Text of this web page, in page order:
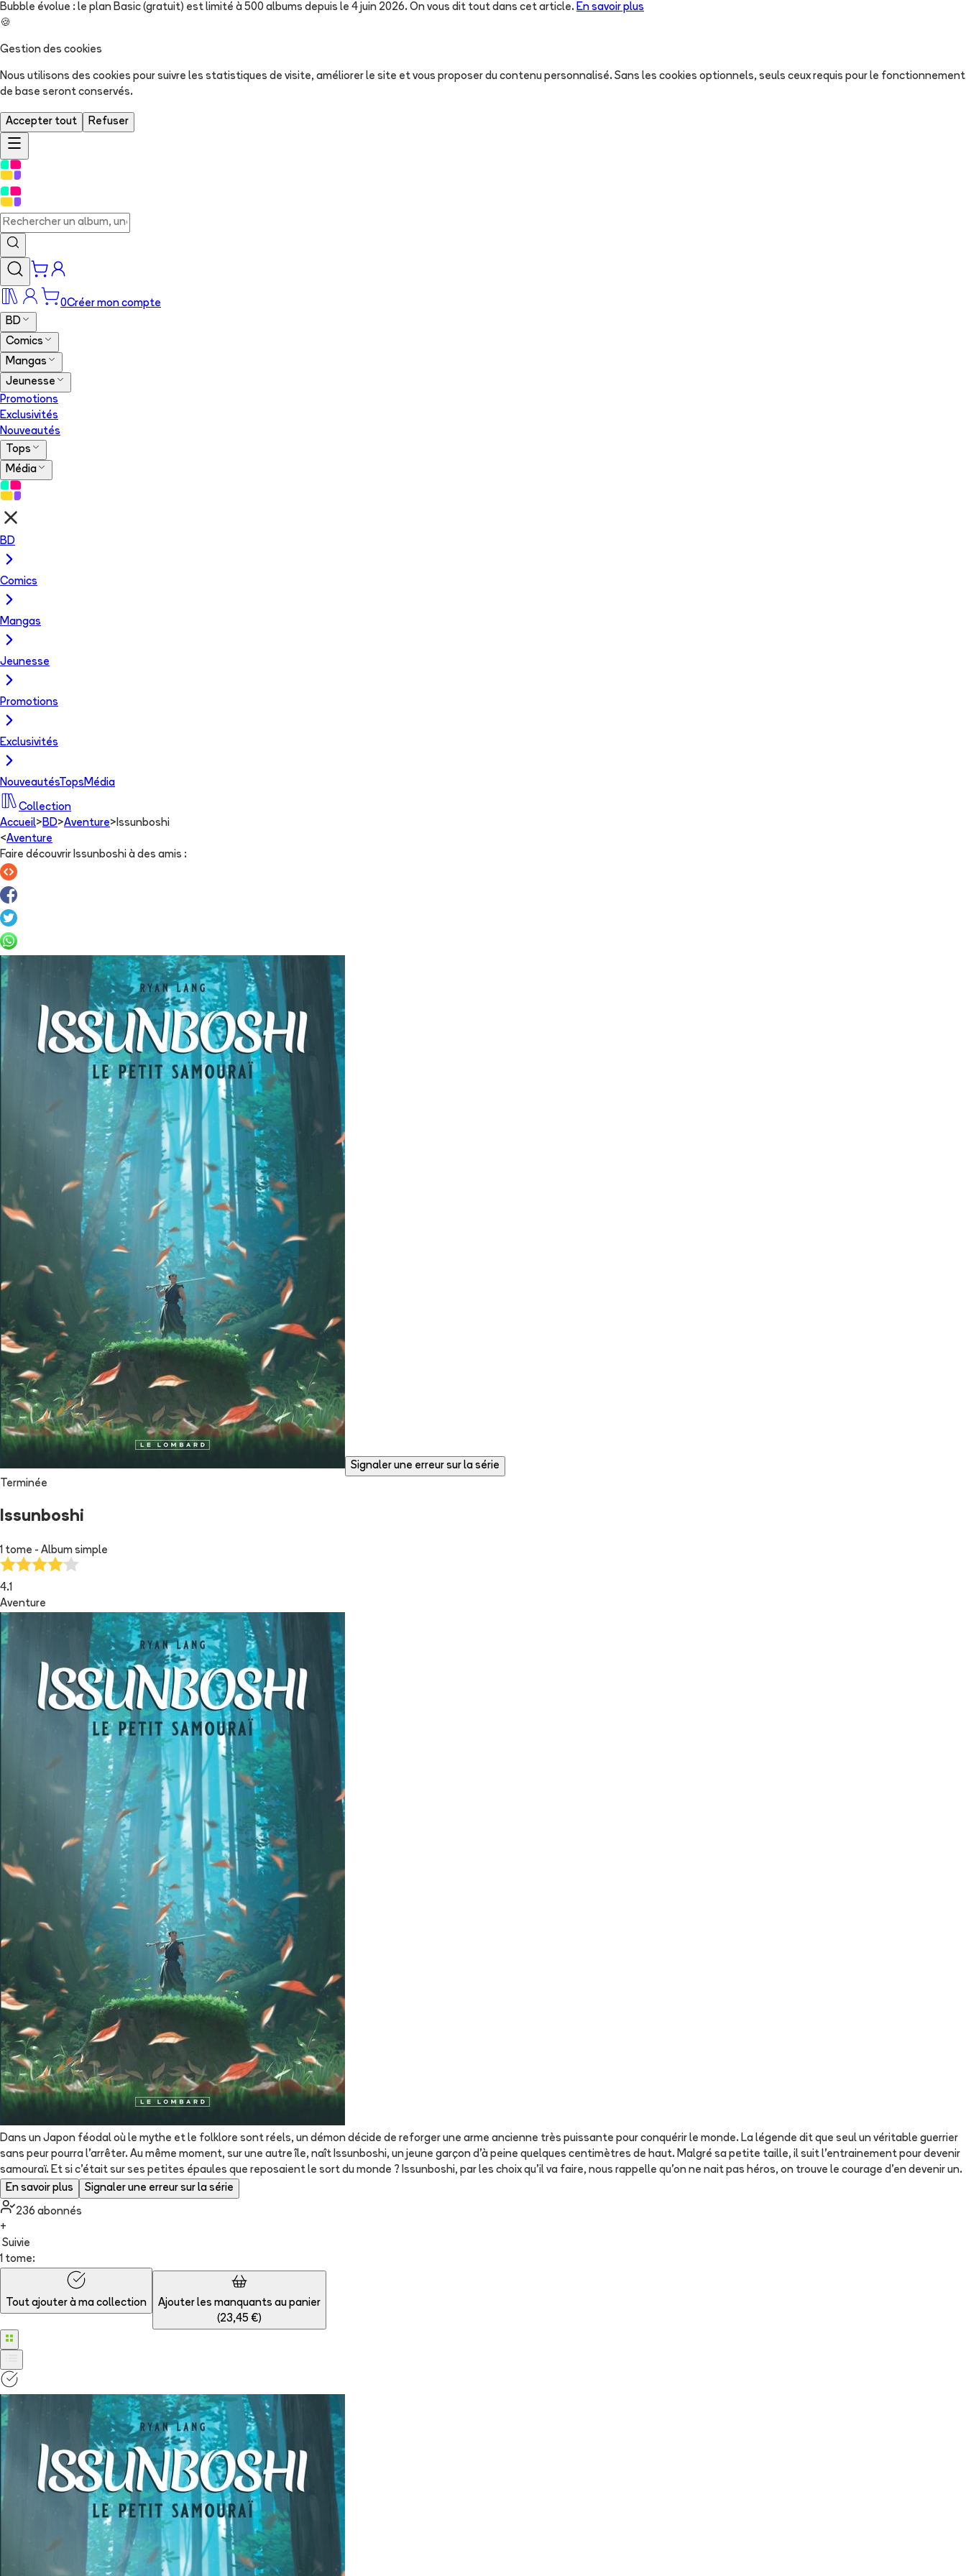
Bubble évolue : le plan Basic (gratuit) est limité à 500 albums depuis le 4 juin 2026. On vous dit tout dans cet article. En savoir plus
🍪
Gestion des cookies
Nous utilisons des cookies pour suivre les statistiques de visite, améliorer le site et vous proposer du contenu personnalisé. Sans les cookies optionnels, seuls ceux requis pour le fonctionnement
de base seront conservés.
Accepter tout Refuser
0Créer mon compte
BD
Comics
Mangas
Jeunesse
Promotions
Exclusivités
Nouveautés
Tops
Média
BD
Comics
Mangas
Jeunesse
Promotions
Exclusivités
NouveautésTops Média
Collection
Accueil> BD>Aventure> Issunboshi
<Aventure
Faire découvrir Issunboshi à des amis :
Signaler une erreur sur la série
Terminée
Issunboshi
1 tome - Album simple
4.1
Aventure
Dans un Japon féodal où le mythe et le folklore sont réels, un démon décide de reforger une arme ancienne très puissante pour conquérir le monde. La légende dit que seul un véritable guerrier
sans peur pourra l'arrêter. Au même moment, sur une autre île, naît Issunboshi, un jeune garçon d'à peine quelques centimètres de haut. Malgré sa petite taille, il suit l'entrainement pour devenir
samouraï. Et si c'était sur ses petites épaules que reposaient le sort du monde ? Issunboshi, par les choix qu'il va faire, nous rappelle qu'on ne nait pas héros, on trouve le courage d'en devenir un.
En savoir plus
Signaler une erreur sur la série
236 abonnés
+
Suivie
1 tome:
Tout ajouter à ma collection
Ajouter les manquants au panier
(23,45 €)